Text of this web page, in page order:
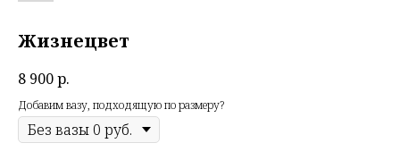
Жизнецвет
8 900р.
Добавим вазу, подходящую по размеру?